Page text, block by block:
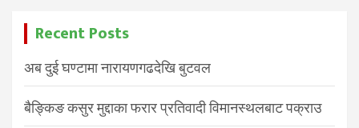
Recent Posts
अब दुई घण्टामा नारायणगढदेखि बुटवल
बैङ्किङ कसुर मुद्दाका फरार प्रतिवादी विमानस्थलबाट पक्राउ